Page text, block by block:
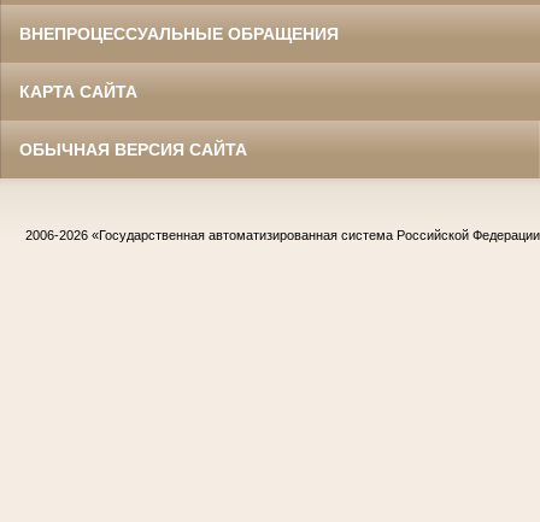
ВНЕПРОЦЕССУАЛЬНЫЕ ОБРАЩЕНИЯ
КАРТА САЙТА
ОБЫЧНАЯ ВЕРСИЯ САЙТА
2006-2026 «Государственная автоматизированная система Российской